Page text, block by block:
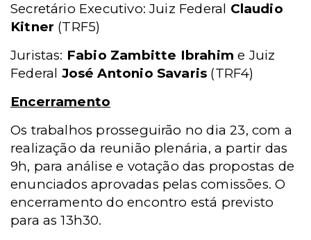
Secretário Executivo: Juiz Federal Claudio
Kitner (TRF5)
Juristas: Fabio Zambitte Ibrahim e Juiz
Federal José Antonio Savaris (TRF4)
Encerramento
Os trabalhos prosseguirão no dia 23, com a
realização da reunião plenária, a partir das
9h, para análise e votação das propostas de
enunciados aprovadas pelas comissões. O
encerramento do encontro está previsto
para as 13h30.